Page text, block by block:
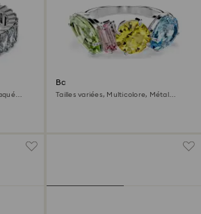
Bague Gema
Tailles variées, Multicolore, Métal